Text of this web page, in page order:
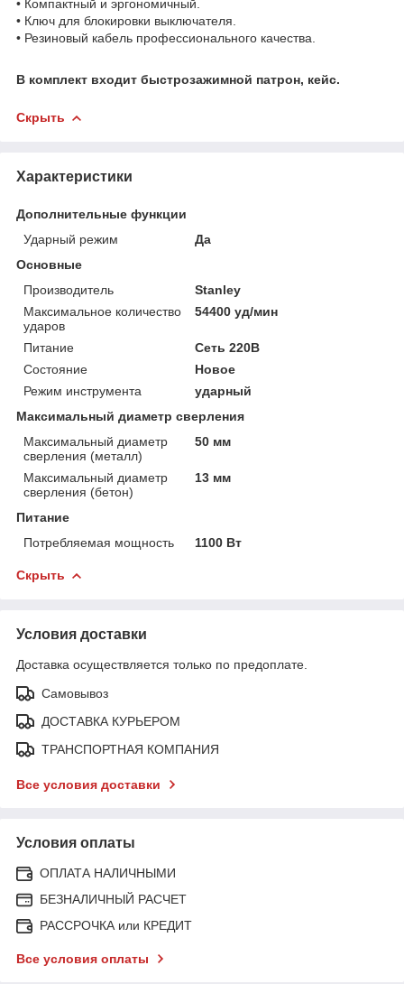
• Компактный и эргономичный.
• Ключ для блокировки выключателя.
• Резиновый кабель профессионального качества.
В комплект входит быстрозажимной патрон, кейс.
Скрыть
Характеристики
Дополнительные функции
Ударный режим
Да
Основные
Производитель
Stanley
Максимальное количество
ударов
54400 уд/мин
Питание
Сеть 220В
Состояние
Новое
Режим инструмента
ударный
Максимальный диаметр сверления
Максимальный диаметр
сверления (металл)
50 мм
Максимальный диаметр
сверления (бетон)
13 мм
Питание
Потребляемая мощность
1100 Вт
Скрыть
Условия доставки
Доставка осуществляется только по предоплате.
Самовывоз
ДОСТАВКА КУРЬЕРОМ
ТРАНСПОРТНАЯ КОМПАНИЯ
Все условия доставки
Условия оплаты
ОПЛАТА НАЛИЧНЫМИ
БЕЗНАЛИЧНЫЙ РАСЧЕТ
РАССРОЧКА или КРЕДИТ
Все условия оплаты